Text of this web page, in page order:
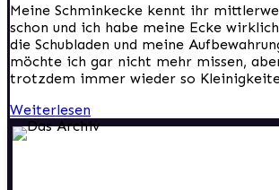
Meine Schminkecke kennt ihr
schon und ich habe meine Ecke
die Schubladen und meine
möchte ich gar nicht mehr missen,
trotzdem immer wieder so
Weiterlesen